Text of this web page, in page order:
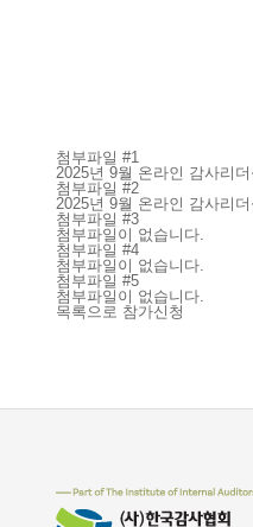
첨부파일 #1
2025년 9월 온라인 감사리
첨부파일 #2
2025년 9월 온라인 감사리
첨부파일 #3
첨부파일이 없습니다.
첨부파일 #4
첨부파일이 없습니다.
첨부파일 #5
첨부파일이 없습니다.
목록으로 참가신청